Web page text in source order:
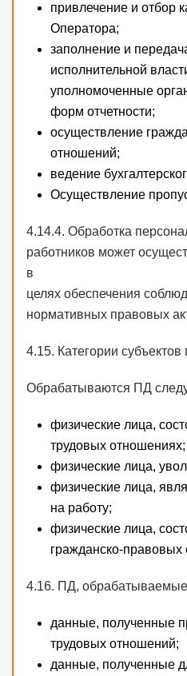
привлечение и отбор
Оператора;
заполнение и
исполнительной
уполномоченные
форм отчетности;
осуществление
отношений;
ведение
Осуществление
4.14.4. Обработка
работников может
в
целях обеспечения
нормативных правовых
4.15. Категории
Обрабатываются ПД
физические лица,
трудовых отношениях;
физические лица,
физические лица,
на работу;
физические лица,
гражданско-правовых
4.16. ПД,
данные, полученные
трудовых отношений;
данные, полученные